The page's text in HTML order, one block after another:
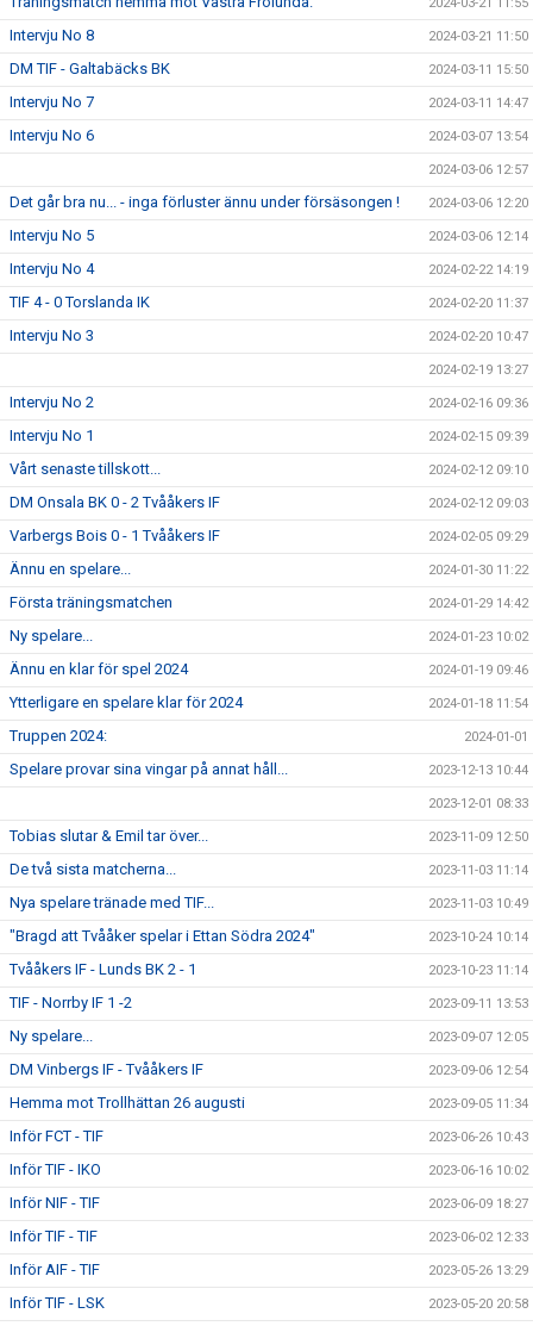
2024-03-21 11:55
Intervju No 8 2024-03-21 11:50
DM TIF - Galtabäcks BK 2024-03-11 15:50
Intervju No 7 2024-03-11 14:47
Intervju No 6 2024-03-07 13:54
2024-03-06 12:57
Det går bra nu... - inga förluster ännu under försäsongen ! 2024-03-06 12:20
Intervju No 5 2024-03-06 12:14
Intervju No 4 2024-02-22 14:19
TIF 4 - 0 Torslanda IK 2024-02-20 11:37
Intervju No 3 2024-02-20 10:47
2024-02-19 13:27
Intervju No 2 2024-02-16 09:36
Intervju No 1 2024-02-15 09:39
Vårt senaste tillskott... 2024-02-12 09:10
DM Onsala BK 0 - 2 Tvååkers IF 2024-02-12 09:03
Varbergs Bois 0 - 1 Tvååkers IF 2024-02-05 09:29
Ännu en spelare... 2024-01-30 11:22
Första träningsmatchen 2024-01-29 14:42
Ny spelare... 2024-01-23 10:02
Ännu en klar för spel 2024 2024-01-19 09:46
Ytterligare en spelare klar för 2024 2024-01-18 11:54
Truppen 2024: 2024-01-01
Spelare provar sina vingar på annat håll... 2023-12-13 10:44
2023-12-01 08:33
Tobias slutar & Emil tar över... 2023-11-09 12:50
De två sista matcherna... 2023-11-03 11:14
Nya spelare tränade med TIF... 2023-11-03 10:49
"Bragd att Tvååker spelar i Ettan Södra 2024" 2023-10-24 10:14
Tvååkers IF - Lunds BK 2 - 1 2023-10-23 11:14
TIF - Norrby IF 1 -2 2023-09-11 13:53
Ny spelare... 2023-09-07 12:05
DM Vinbergs IF - Tvååkers IF 2023-09-06 12:54
Hemma mot Trollhättan 26 augusti 2023-09-05 11:34
Inför FCT - TIF 2023-06-26 10:43
Inför TIF - IKO 2023-06-16 10:02
Inför NIF - TIF 2023-06-09 18:27
Inför TIF - TIF 2023-06-02 12:33
Inför AIF - TIF 2023-05-26 13:29
Inför TIF - LSK 2023-05-20 20:58